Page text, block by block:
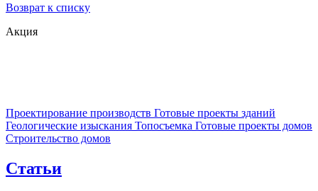
Возврат к списку
Акция
Проектирование производств Готовые проекты зданий
Геологические изыскания Топосъемка Готовые проекты домов
Строительство домов
Статьи